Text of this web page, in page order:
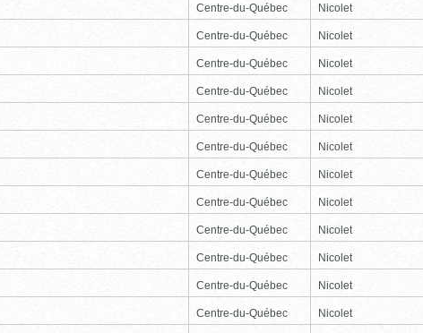
Centre-du-Québec Nicolet
Centre-du-Québec Nicolet
Centre-du-Québec Nicolet
Centre-du-Québec Nicolet
Centre-du-Québec Nicolet
Centre-du-Québec Nicolet
Centre-du-Québec Nicolet
Centre-du-Québec Nicolet
Centre-du-Québec Nicolet
Centre-du-Québec Nicolet
Centre-du-Québec Nicolet
Centre-du-Québec Nicolet